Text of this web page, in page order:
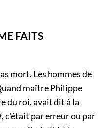
FAITS
mort. Les hommes de
maître Philippe
du roi, avait dit à la
, c'était par erreur ou par